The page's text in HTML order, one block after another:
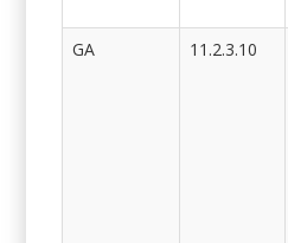
GA
11.2.3.10